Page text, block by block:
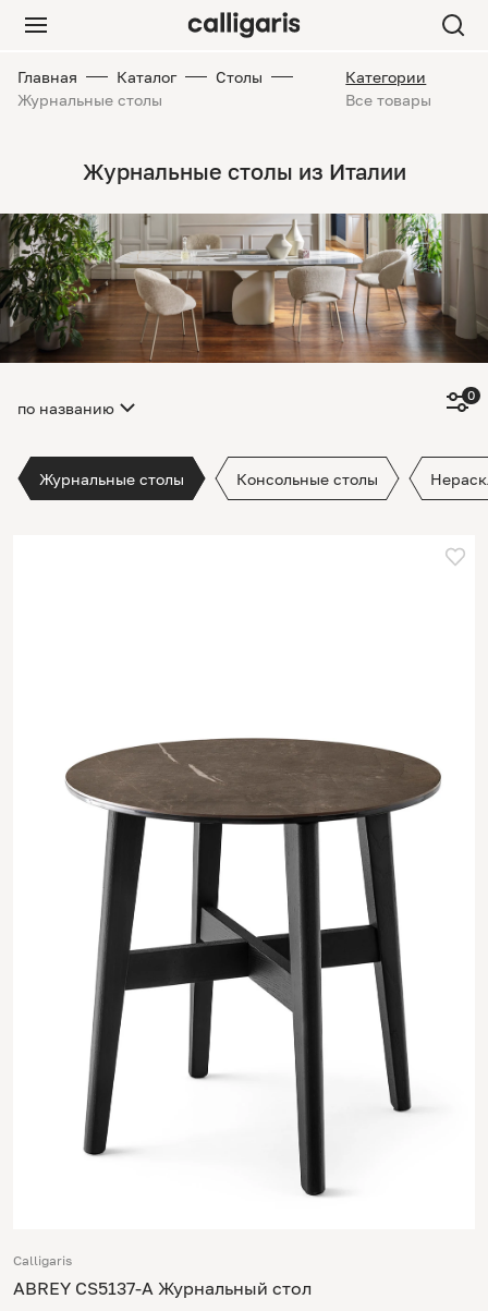
Главная Каталог
Столы
Журнальные столы
Категории
Все товары
Журнальные столы из Италии
по названию
0
Журнальные столы Консольные столы
Calligaris
ABREY CS5137-A Журнальный стол